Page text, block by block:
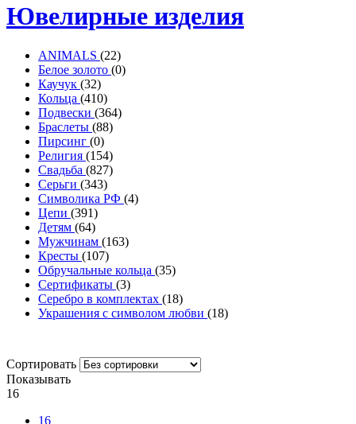
Ювелирные изделия
ANIMALS (22)
Белое золото (0)
Каучук (32)
Кольца (410)
Подвески (364)
Браслеты (88)
Пирсинг (0)
Религия (154)
Свадьба (827)
Серьги (343)
Символика РФ (4)
Цепи (391)
Детям (64)
Мужчинам (163)
Кресты (107)
Обручальные кольца (35)
Сертификаты (3)
Серебро в комплектах (18)
Украшения с символом любви (18)
Сортировать
Показывать
16
16